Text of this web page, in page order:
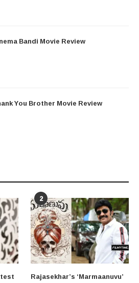
Bandi Movie Review
You Brother Movie Review
2
Rajasekhar’s ‘Marmaanuvu’